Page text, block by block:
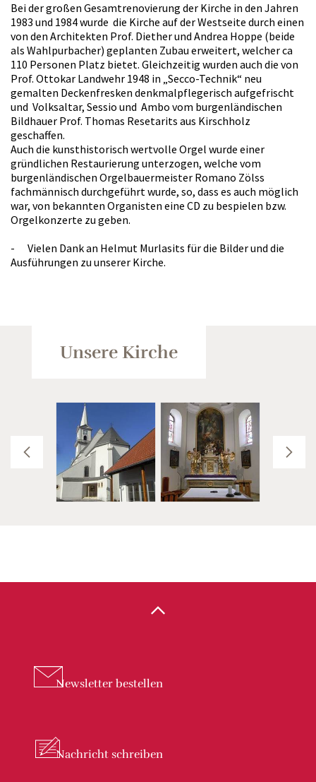
Bei der großen Gesamtrenovierung der Kirche in den Jahren
1983 und 1984 wurde die Kirche auf der Westseite durch einen
von den Architekten Prof. Diether und Andrea Hoppe (beide
als Wahlpurbacher) geplanten Zubau erweitert, welcher ca
110 Personen Platz bietet. Gleichzeitig wurden auch die von
Prof. Ottokar Landwehr 1948 in „Secco-Technik“ neu
gemalten Deckenfresken denkmalpflegerisch aufgefrischt
und Volksaltar, Sessio und Ambo vom burgenländischen
Bildhauer Prof. Thomas Resetarits aus Kirschholz
geschaffen.
Auch die kunsthistorisch wertvolle Orgel wurde einer
gründlichen Restaurierung unterzogen, welche vom
burgenländischen Orgelbauermeister Romano Zölss
fachmännisch durchgeführt wurde, so, dass es auch möglich
war, von bekannten Organisten eine CD zu bespielen bzw.
Orgelkonzerte zu geben.
- Vielen Dank an Helmut Murlasits für die Bilder und die
Ausführungen zu unserer Kirche.
Unsere Kirche
Newsletter bestellen
Nachricht schreiben